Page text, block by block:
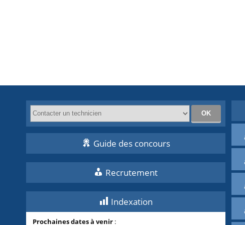
Guide des concours
Recrutement
Indexation
Prochaines dates à venir :